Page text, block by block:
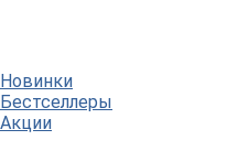
Новинки
Бестселлеры
Акции